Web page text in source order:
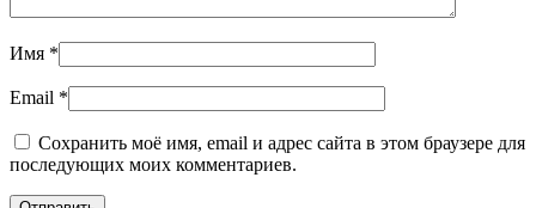
Имя *
Email *
Сохранить моё имя, email и адрес сайта в этом браузере для
последующих моих комментариев.